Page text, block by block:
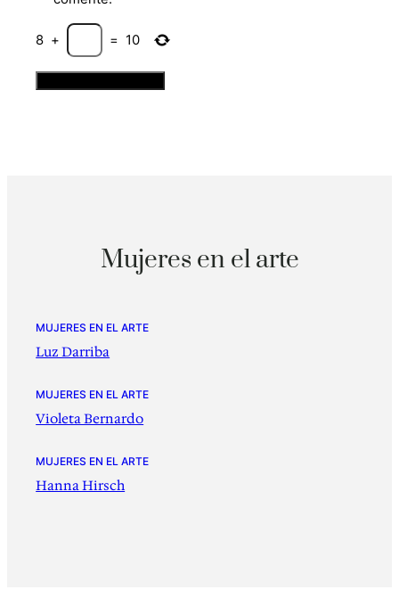
8 + = 10
Mujeres en el arte
MUJERES EN EL ARTE
Luz Darriba
MUJERES EN EL ARTE
Violeta Bernardo
MUJERES EN EL ARTE
Hanna Hirsch